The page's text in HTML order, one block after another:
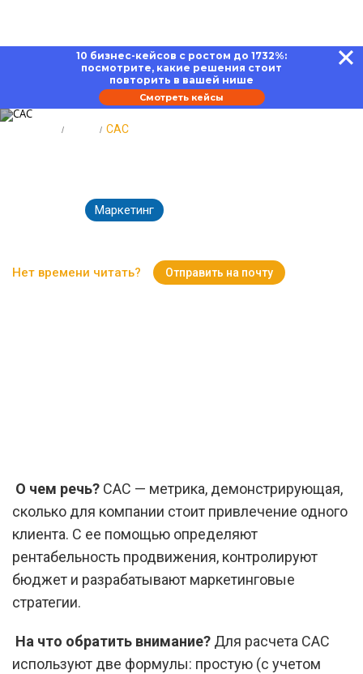
10 бизнес-кейсов с ростом до 1732%:
посмотрите, какие решения стоит
повторить в вашей нише
Смотреть кейсы
CAC
Маркетинг
Нет времени читать? Отправить на почту
О чем речь? CAC — метрика, демонстрирующая,
сколько для компании стоит привлечение одного
клиента. С ее помощью определяют
рентабельность продвижения, контролируют
бюджет и разрабатывают маркетинговые
стратегии.
На что обратить внимание? Для расчета CAC
используют две формулы: простую (с учетом